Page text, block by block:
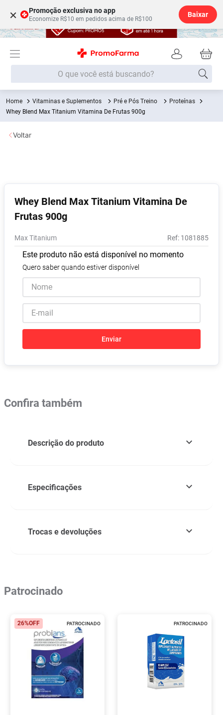
× Promoção exclusiva no app
Economize R$10 em pedidos acima de R$100
Baixar
O que você está buscando?
Vitaminas e Suplementos Pré e Pós Treino
Proteínas
Whey Blend Max Titanium Vitamina De Frutas 900g
Whey Blend Max Titanium Vitamina De
Frutas 900g
Max Titanium : 1081885
Este produto não está disponível no momento
Quero saber quando estiver disponível
Enviar
Voltar
Confira também
Descrição do produto
Especificações
Trocas e devoluções
Patrocinado
PATROCINADO
26%OFF PATROCINADO
Termos mais buscados
1º Fralda
2
6º Shampoo
7º Desodorante
8º Pampers Confort Sec
9º Vitamina D
10º Soro Fisiológico